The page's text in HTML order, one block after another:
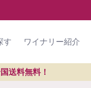
す ワイナリー紹介
送料無料！